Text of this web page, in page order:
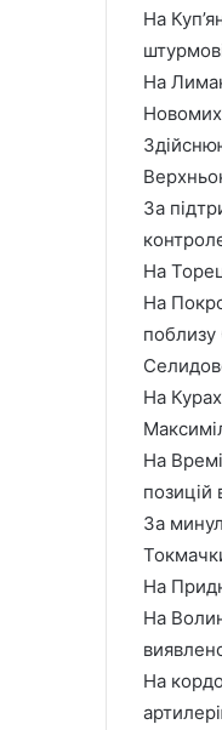
На
На
За
На
На
На
На
позицій
За
На
На
На